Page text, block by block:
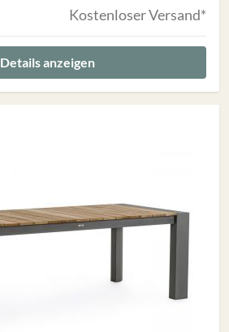
Kostenloser Versand*
Details anzeigen